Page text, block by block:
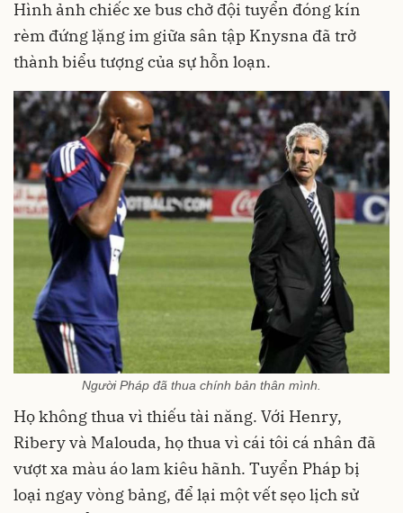
Hình ảnh chiếc xe bus chở đội tuyển đóng kín
rèm đứng lặng im giữa sân tập Knysna đã trở
thành biểu tượng của sự hỗn loạn.
Người Pháp đã thua chính bản thân mình.
Họ không thua vì thiếu tài năng. Với Henry,
Ribery và Malouda, họ thua vì cái tôi cá nhân đã
vượt xa màu áo lam kiêu hãnh. Tuyển Pháp bị
loại ngay vòng bảng, để lại một vết sẹo lịch sử